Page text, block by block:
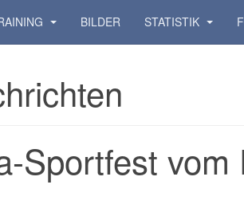
BILDER STATISTIK
Sportfest